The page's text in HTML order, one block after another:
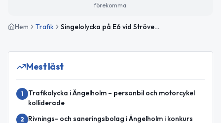
förekomma.
Hem Trafik Singelolycka på E6 vid Strövelstorp påverkar trafiken mot Halmstad
Mest läst
1
Trafikolycka i Ängelholm – personbil och motorcykel
kolliderade
2 Rivnings- och saneringsbolag i Ängelholm i konkurs